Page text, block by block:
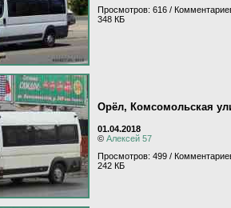
Просмотров: 616 /
348 КБ
Орёл, Комсомольская
01.04.2018
© Алексей 57
Просмотров: 499 /
242 КБ